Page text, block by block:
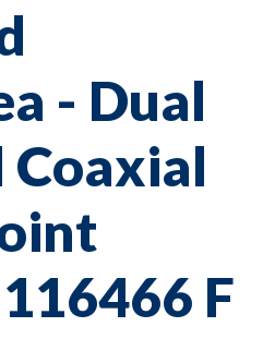
- Dual
Coaxial
F